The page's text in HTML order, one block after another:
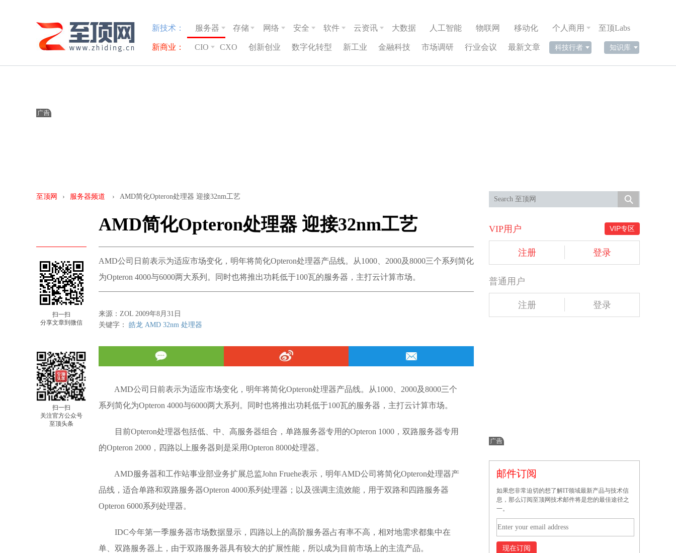
新技术： 服务器 存储 网络 安全 软件 云资讯 大数据 人工智能 物联网 移动化 个人商用 至顶Labs
新商业： CIO CXO 创新创业 数字化转型 新工业 金融科技 市场调研 行业会议 最新文章 科技行者 知识库
至顶网 › 服务器频道 › AMD简化Opteron处理器 迎接32nm工艺
AMD简化Opteron处理器 迎接32nm工艺
扫一扫
分享文章到微信
扫一扫
关注官方公众号
至顶头条
AMD公司日前表示为适应市场变化，明年将简化Opteron处理器产品线。从1000、2000及8000三个系列简化
为Opteron 4000与6000两大系列。同时也将推出功耗低于100瓦的服务器，主打云计算市场。
来源：ZOL 2009年8月31日
关键字： 皓龙 AMD 32nm 处理器
AMD公司日前表示为适应市场变化，明年将简化Opteron处理器产品线。从1000、2000及8000三个
系列简化为Opteron 4000与6000两大系列。同时也将推出功耗低于100瓦的服务器，主打云计算市场。
目前Opteron处理器包括低、中、高服务器组合，单路服务器专用的Opteron 1000，双路服务器专用
的Opteron 2000，四路以上服务器则是采用Opteron 8000处理器。
AMD服务器和工作站事业部业务扩展总监John Fruehe表示，明年AMD公司将简化Opteron处理器产
品线，适合单路和双路服务器Opteron 4000系列处理器；以及强调主流效能，用于双路和四路服务器
Opteron 6000系列处理器。
IDC今年第一季服务器市场数据显示，四路以上的高阶服务器占有率不高，相对地需求都集中在
单、双路服务器上，由于双路服务器具有较大的扩展性能，所以成为目前市场上的主流产品。
VIP专区
VIP用户
注册 登录
普通用户
注册 登录
邮件订阅
如果您非常迫切的想了解IT领域最新产品与技术信
息，那么订阅至顶网技术邮件将是您的最佳途径之
一。